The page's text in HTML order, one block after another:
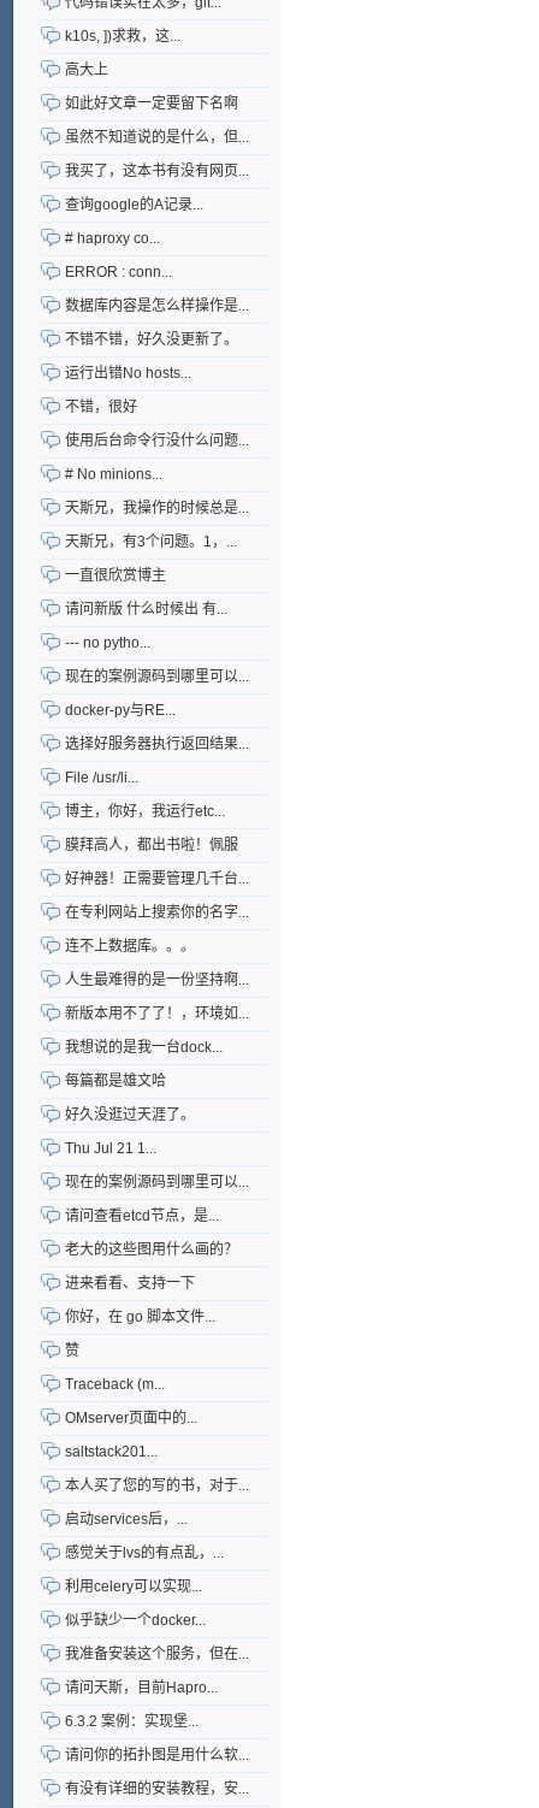
k10s, ])求救，这...
高大上
如此好文章一定要留下名啊
虽然不知道说的是什么，但...
我买了，这本书有没有网页...
查询google的A记录...
# haproxy co...
ERROR : conn...
数据库内容是怎么样操作是...
不错不错，好久没更新了。
运行出错No hosts...
不错，很好
使用后台命令行没什么问题...
# No minions...
天斯兄，我操作的时候总是...
天斯兄，有3个问题。1，...
一直很欣赏博主
请问新版 什么时候出 有...
--- no pytho...
现在的案例源码到哪里可以...
docker-py与RE...
选择好服务器执行返回结果...
File /usr/li...
博主，你好，我运行etc...
膜拜高人，都出书啦！佩服
好神器！正需要管理几千台...
在专利网站上搜索你的名字...
连不上数据库。。。
人生最难得的是一份坚持啊...
新版本用不了了！，环境如...
我想说的是我一台dock...
每篇都是雄文哈
好久没逛过天涯了。
Thu Jul 21 1...
现在的案例源码到哪里可以...
请问查看etcd节点，是...
老大的这些图用什么画的？
进来看看、支持一下
你好，在 go 脚本文件...
赞
Traceback (m...
OMserver页面中的...
saltstack201...
本人买了您的写的书，对于...
启动services后，...
感觉关于lvs的有点乱，...
利用celery可以实现...
似乎缺少一个docker...
我准备安装这个服务，但在...
请问天斯，目前Hapro...
6.3.2 案例：实现堡...
请问你的拓扑图是用什么软...
有没有详细的安装教程，安...